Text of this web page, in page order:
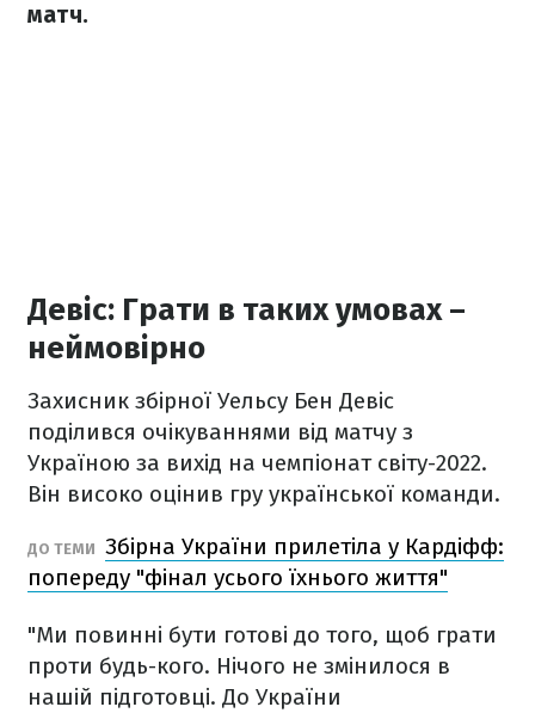
матч.
Девіс: Грати в таких умовах –
неймовірно
Захисник збірної Уельсу Бен Девіс
поділився очікуваннями від матчу з
Україною за вихід на чемпіонат світу-2022.
Він високо оцінив гру української команди.
ДО ТЕМИ Збірна України прилетіла у Кардіфф:
попереду "фінал усього їхнього життя"
"Ми повинні бути готові до того, щоб грати
проти будь-кого. Нічого не змінилося в
нашій підготовці. До України